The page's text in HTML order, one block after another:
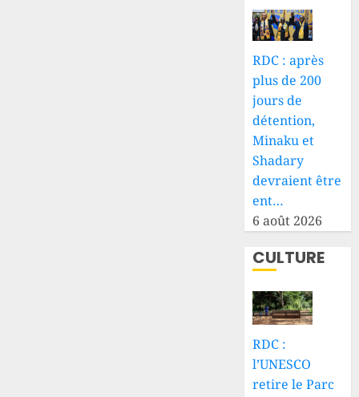
RDC : après
plus de 200
jours de
détention,
Minaku et
Shadary
devraient être
ent…
6 août 2026
CULTURE
RDC :
l’UNESCO
retire le Parc